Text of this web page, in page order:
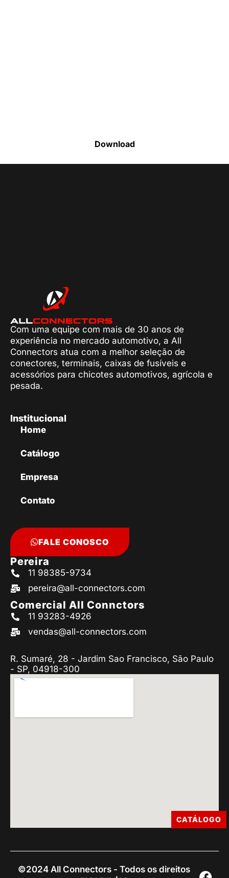
Download
Com uma equipe com mais de 30 anos de
experiência no mercado automotivo, a All
Connectors atua com a melhor seleção de
conectores, terminais, caixas de fusíveis e
acessórios para chicotes automotivos, agrícola e
pesada.
Institucional
Home
Catálogo
Empresa
Contato
FALE CONOSCO
Pereira
11 98385-9734
pereira@all-connectors.com
Comercial All Connctors
11 93283-4926
vendas@all-connectors.com
R. Sumaré, 28 - Jardim Sao Francisco, São Paulo
- SP, 04918-300
©2024 All Connectors - Todos os direitos
CATÁLOGO